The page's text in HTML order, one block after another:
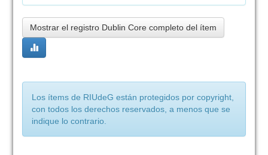
Mostrar el registro Dublin Core completo del ítem
Los ítems de RIUdeG están protegidos por copyright,
con todos los derechos reservados, a menos que se
indique lo contrario.